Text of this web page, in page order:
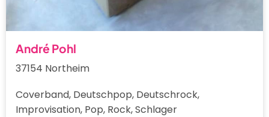
André Pohl
37154 Northeim
Coverband, Deutschpop, Deutschrock,
Improvisation, Pop, Rock, Schlager